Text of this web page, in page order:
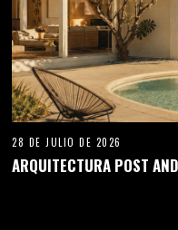
28 DE JULIO DE 2026
ARQUITECTURA POST